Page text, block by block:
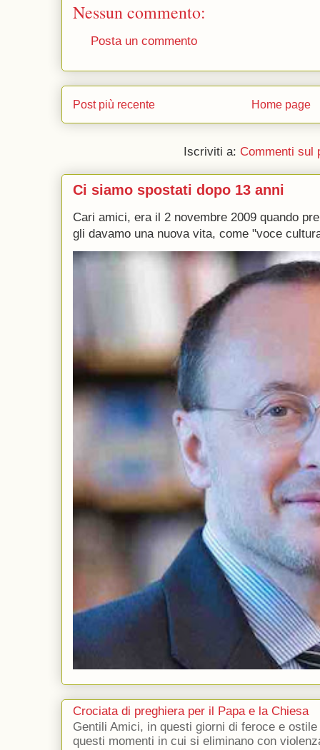
Nessun commento:
Posta un commento
Post più recente Home page
Iscriviti a: Commenti sul
Ci siamo spostati dopo 13 anni
Cari amici, era il 2 novembre 2009 quando
gli davamo una nuova vita, come "voce
Crociata di preghiera per il Papa e la Chiesa
Gentili Amici, in questi giorni di feroce e
questi momenti in cui si eliminano con